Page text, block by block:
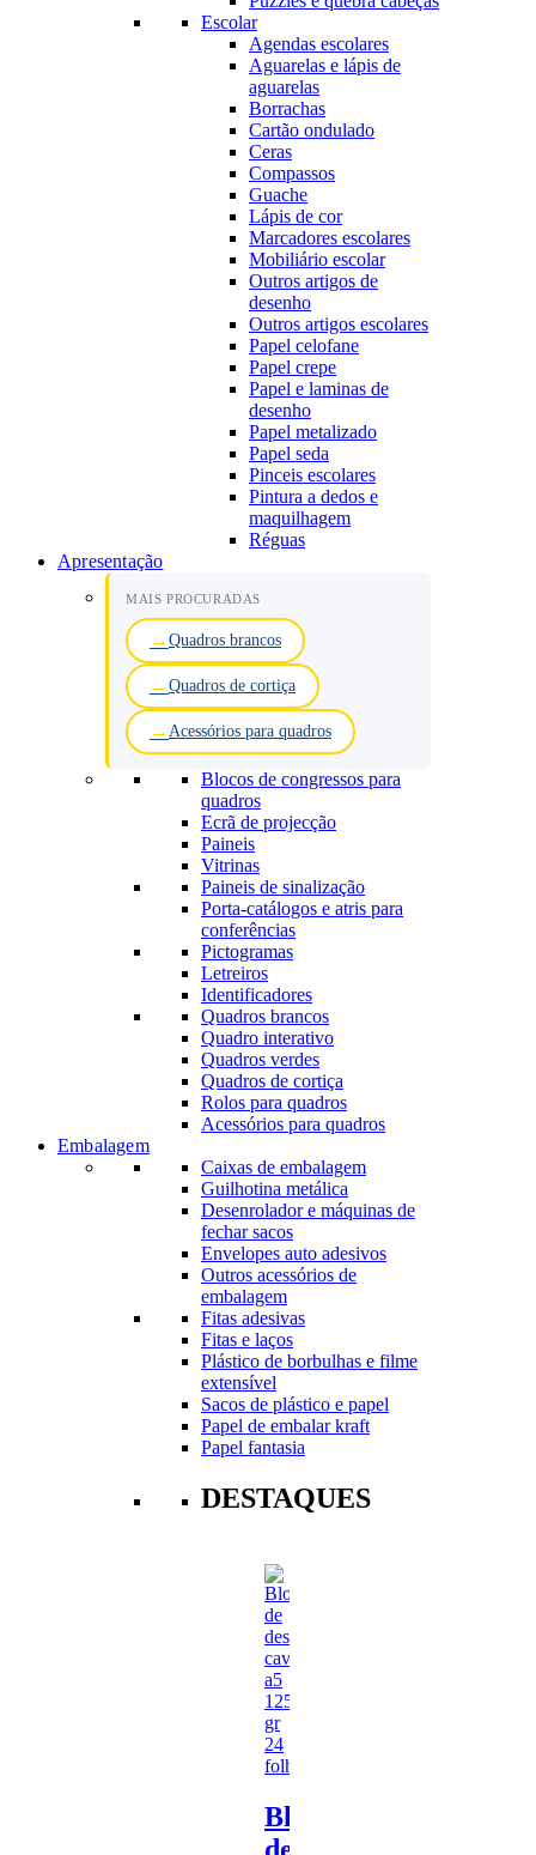
Escolar
Agendas escolares
Aguarelas e lápis de
aguarelas
Borrachas
Cartão ondulado
Ceras
Compassos
Guache
Lápis de cor
Marcadores escolares
Mobiliário escolar
Outros artigos de
desenho
Outros artigos escolares
Papel celofane
Papel crepe
Papel e laminas de
desenho
Papel metalizado
Papel seda
Pinceis escolares
Pintura a dedos e
maquilhagem
Réguas
Apresentação
MAIS PROCURADAS
Quadros brancos
Quadros de cortiça
Acessórios para quadros
Blocos de congressos para
quadros
Ecrã de projecção
Paineis
Vitrinas
Paineis de sinalização
Porta-catálogos e atris para
conferências
Pictogramas
Letreiros
Identificadores
Quadros brancos
Quadro interativo
Quadros verdes
Quadros de cortiça
Rolos para quadros
Acessórios para quadros
Embalagem
Caixas de embalagem
Guilhotina metálica
Desenrolador e máquinas de
fechar sacos
Envelopes auto adesivos
Outros acessórios de
embalagem
Fitas adesivas
Fitas e laços
Plástico de borbulhas e filme
extensível
Sacos de plástico e papel
Papel de embalar kraft
Papel fantasia
DESTAQUES
Bloco
de